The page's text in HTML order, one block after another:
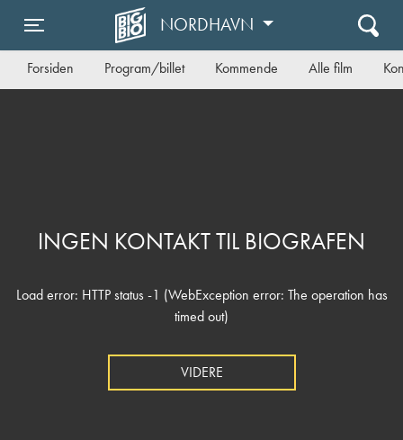
Toggle navigation
NORDHAVN
Forsiden Program/billet Kommende Alle film
INGEN KONTAKT TIL BIOGRAFEN
Load error: HTTP status -1 (WebException error: The operation has
timed out)
VIDERE